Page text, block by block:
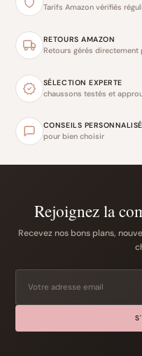
Tarifs Amazon vérifiés
RETOURS AMAZON
Retours gérés directement
SÉLECTION EXPERTE
chaussons testés et
CONSEILS
pour bien choisir
Rejoignez la
Recevez nos bons plans,